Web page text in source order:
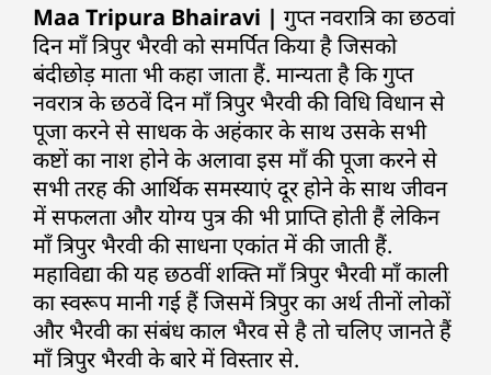
Maa Tripura Bhairavi | गुप्त नवरात्रि का छठवां
दिन माँ त्रिपुर भैरवी को समर्पित किया है जिसको
बंदीछोड़ माता भी कहा जाता हैं. मान्यता है कि गुप्त
नवरात्र के छठवें दिन माँ त्रिपुर भैरवी की विधि विधान से
पूजा करने से साधक के अहंकार के साथ उसके सभी
कष्टों का नाश होने के अलावा इस माँ की पूजा करने से
सभी तरह की आर्थिक समस्याएं दूर होने के साथ जीवन
में सफलता और योग्य पुत्र की भी प्राप्ति होती हैं लेकिन
माँ त्रिपुर भैरवी की साधना एकांत में की जाती हैं.
महाविद्या की यह छठवीं शक्ति माँ त्रिपुर भैरवी माँ काली
का स्वरूप मानी गई हैं जिसमें त्रिपुर का अर्थ तीनों लोकों
और भैरवी का संबंध काल भैरव से है तो चलिए जानते हैं
माँ त्रिपुर भैरवी के बारे में विस्तार से.